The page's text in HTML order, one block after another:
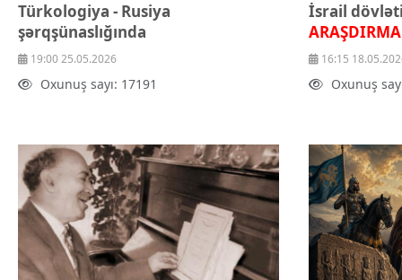
Türkologiya - Rusiya
şərqşünaslığında
19:00 25.05.2026
Oxunuş sayı: 17191
İsrail dövləti
ARAŞDIRMA
16:15
Oxunuş